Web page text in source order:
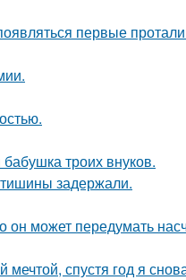
первые
троих внуков.
задержали.
он может передумать
спустя год я